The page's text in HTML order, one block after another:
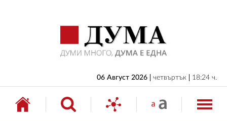
06 Август 2026 четвъртък 18:24 ч.
БЪЛГАРИЯ
ИКОНОМИКА
ИЗБОРИ
СВЯТ